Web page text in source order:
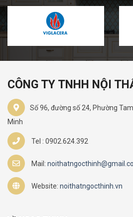
CÔNG TY TNHH NỘI
Số 96, đường số 24, Phường
Minh
Tel : 0902.624.392
Mail:
Website: noithatngocthinh.vn